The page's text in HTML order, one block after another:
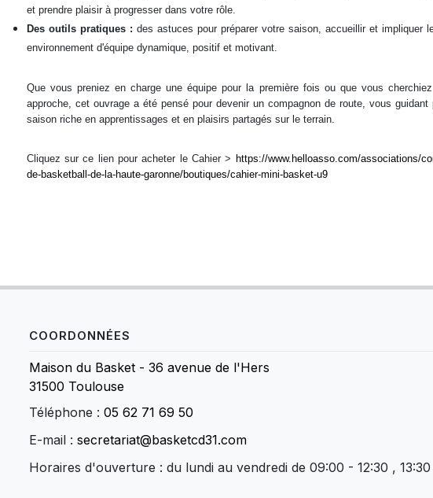
et prendre plaisir à progresser dans votre rôle.
Des outils pratiques : des astuces pour préparer votre saison, accueillir et impliquer
environnement d'équipe dynamique, positif et motivant.
Que vous preniez en charge une équipe pour la première fois ou que vous
approche, cet ouvrage a été pensé pour devenir un compagnon de route, vous
saison riche en apprentissages et en plaisirs partagés sur le terrain.
Cliquez sur ce lien pour acheter le Cahier > https://www.helloasso.com/associations/
de-basketball-de-la-haute-garonne/boutiques/cahier-mini-basket-u9
COORDONNÉES
Maison du Basket - 36 avenue de l'Hers
31500 Toulouse
Téléphone : 05 62 71 69 50
E-mail : secretariat@basketcd31.com
Horaires d'ouverture : du lundi au vendredi de 09:00 - 12:30 , 13:30